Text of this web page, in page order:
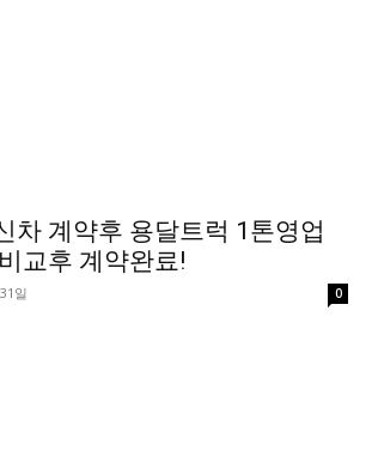
차 계약후 용달트럭 1톤영업
교후 계약완료!
일 0